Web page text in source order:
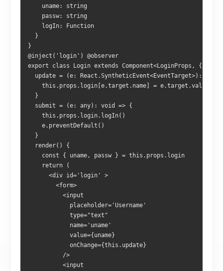
    uname: string
    passw: string
    logIn: Function
  }
}
@inject('login') @observer
export class Login extends Component<LoginProps, {}> {
update = (e: React.SyntheticEvent<EventTarget>): void
    this.props.login[e.target.name] = e.target.value
  }
  submit = (e: any): void => {
    this.props.login.logIn()
    e.preventDefault()
  }
  render() {
    const { uname, passw } = this.props.login
    return (
      <div id='login' >
        <form>
          <input
            placeholder='Username'
            type="text"
            name='uname'
            value={uname}
            onChange={this.update}
          />
          <input